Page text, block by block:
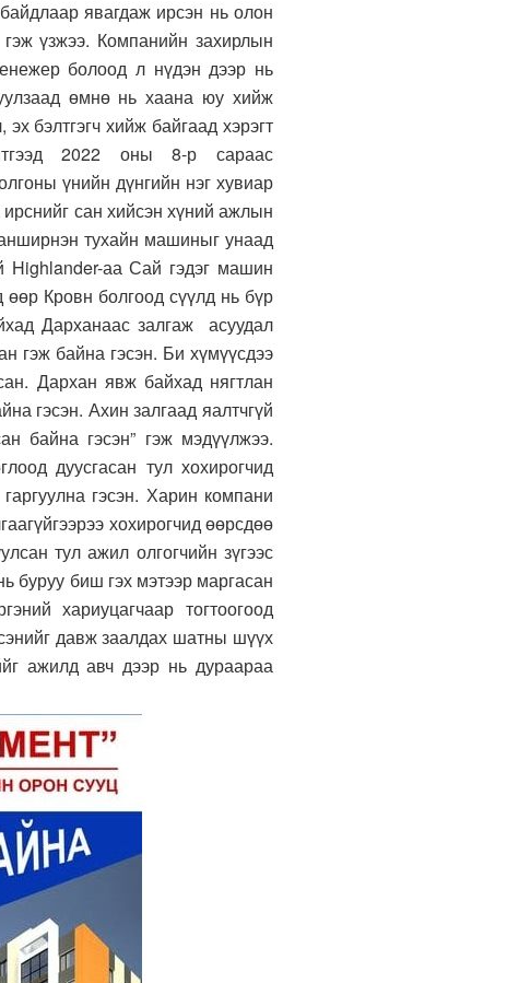
явагдаж ирсэн нь олон
үзжээ. Компанийн захирлын
болоод л нүдэн дээр нь
өмнө нь хаана юу хийж
бэлтгэгч хийж байгаад хэрэгт
2022 оны 8-р сараас
үнийн дүнгийн нэг хувиар
сан хийсэн хүний ажлын
тухайн машиныг унаад
Highlander-аа Сай гэдэг машин
Кровн болгоод сүүлд нь бүр
Дарханаас залгаж асуудал
гэж байна гэсэн. Би хүмүүсдээ
Дархан явж байхад нягтлан
гэсэн. Ахин залгаад яалтчгүй
байна гэсэн” гэж мэдүүлжээ.
дуусгасан тул хохирогчид
гэсэн. Харин компани
хохирогчид өөрсдөө
тул ажил олгогчийн зүгээс
буруу биш гэх мэтээр маргасан
хариуцагчаар тогтоогоод
давж заалдах шатны шүүх
ажилд авч дээр нь дураараа